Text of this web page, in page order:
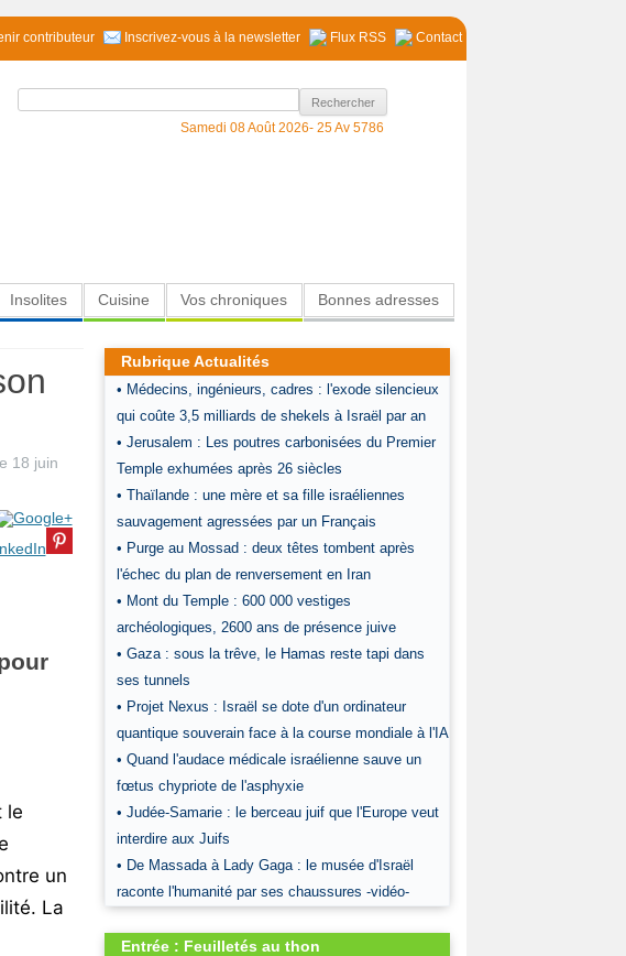
contributeur Inscrivez-vous à la newsletter Flux RSS Contact
Rechercher :
Samedi 08 Août 2026- 25 Av 5786
Insolites Cuisine Vos chroniques Bonnes adresses
18 juin
le
un
La
Rubrique Actualités
• Médecins, ingénieurs, cadres : l'exode silencieux
qui coûte 3,5 milliards de shekels à Israël par an
• Jerusalem : Les poutres carbonisées du Premier
Temple exhumées après 26 siècles
• Thaïlande : une mère et sa fille israéliennes
sauvagement agressées par un Français
• Purge au Mossad : deux têtes tombent après
l'échec du plan de renversement en Iran
• Mont du Temple : 600 000 vestiges
archéologiques, 2600 ans de présence juive
• Gaza : sous la trêve, le Hamas reste tapi dans
ses tunnels
• Projet Nexus : Israël se dote d'un ordinateur
quantique souverain face à la course mondiale à l'IA
• Quand l'audace médicale israélienne sauve un
fœtus chypriote de l'asphyxie
• Judée-Samarie : le berceau juif que l'Europe veut
interdire aux Juifs
• De Massada à Lady Gaga : le musée d'Israël
raconte l'humanité par ses chaussures -vidéo-
Entrée : Feuilletés au thon